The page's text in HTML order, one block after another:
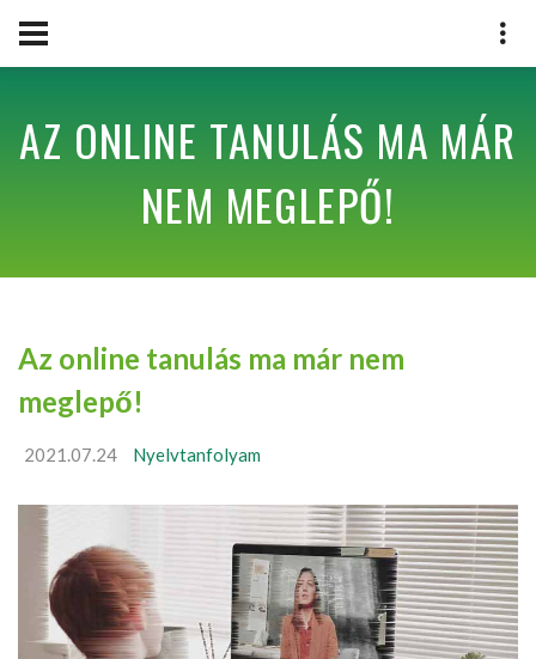
AZ ONLINE TANULÁS MA MÁR
NEM MEGLEPŐ!
Az online tanulás ma már nem
meglepő!
2021.07.24 Nyelvtanfolyam